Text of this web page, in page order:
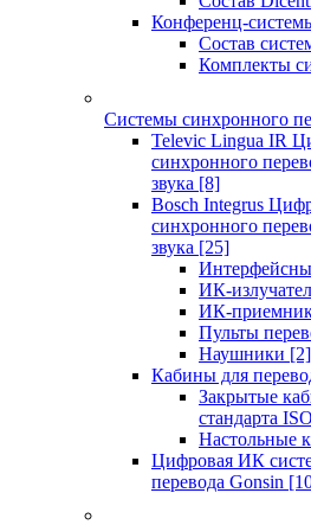
Конференц-
Состав
Комплекты
Системы синхронного
Televic Lingua IR
синхронного
звука [8]
Bosch Integrus
синхронного
звука [25]
ИК-
ИК-
Пульты
Наушники [2]
Кабины для
Закрытые
стандарта
Настольные
Цифровая ИК
перевода Gonsin